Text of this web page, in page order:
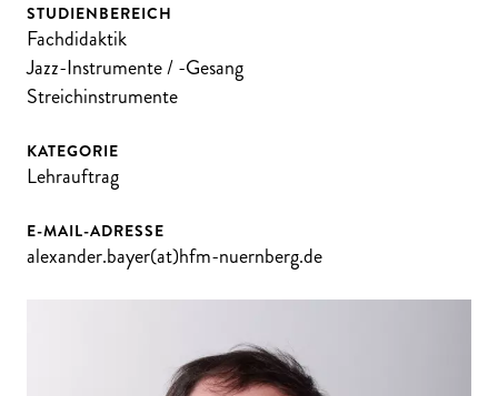
STUDIENBEREICH
Fachdidaktik
Jazz-Instrumente / -Gesang
Streichinstrumente
KATEGORIE
Lehrauftrag
E-MAIL-ADRESSE
alexander.bayer(at)hfm-nuernberg.de